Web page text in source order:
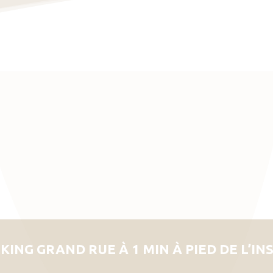
GRAND RUE À 1 MIN À PIED DE